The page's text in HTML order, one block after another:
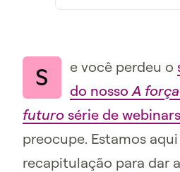
S e você perdeu o
do nossoA
futuro série de webinars
preocupe. Estamos
recapitulação para dar